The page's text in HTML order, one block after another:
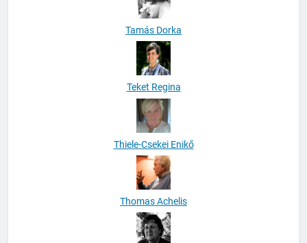
Tamás Dorka
Teket Regina
Thiele-Csekei Enikő
Thomas Achelis
Tomáš Vašut